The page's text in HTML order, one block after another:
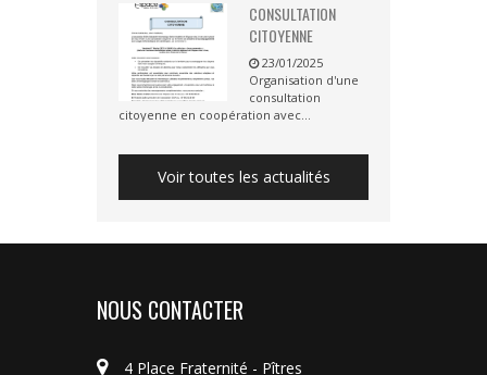
CONSULTATION
CITOYENNE
23/01/2025
Organisation d'une
consultation
citoyenne en coopération avec...
Voir toutes les actualités
NOUS CONTACTER
4 Place Fraternité - Pîtres